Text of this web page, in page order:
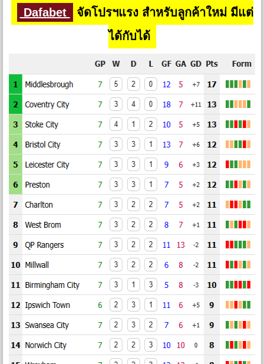
Dafabet
จัดโปรฯแรง สำหรับลูกค้าใหม่ มีแต่
ได้กับได้